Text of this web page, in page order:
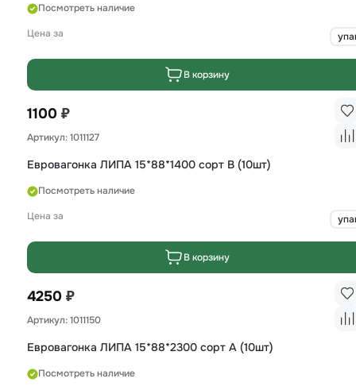
Посмотреть наличие
Цена за
В корзину
1100 ₽
Артикул: 1011127
Евровагонка ЛИПА 15*88*1400 сорт B (10шт)
Посмотреть наличие
Цена за
В корзину
4250 ₽
Артикул: 1011150
Евровагонка ЛИПА 15*88*2300 сорт А (10шт)
Посмотреть наличие